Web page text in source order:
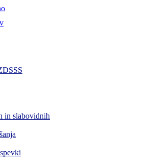
in slabovidnih